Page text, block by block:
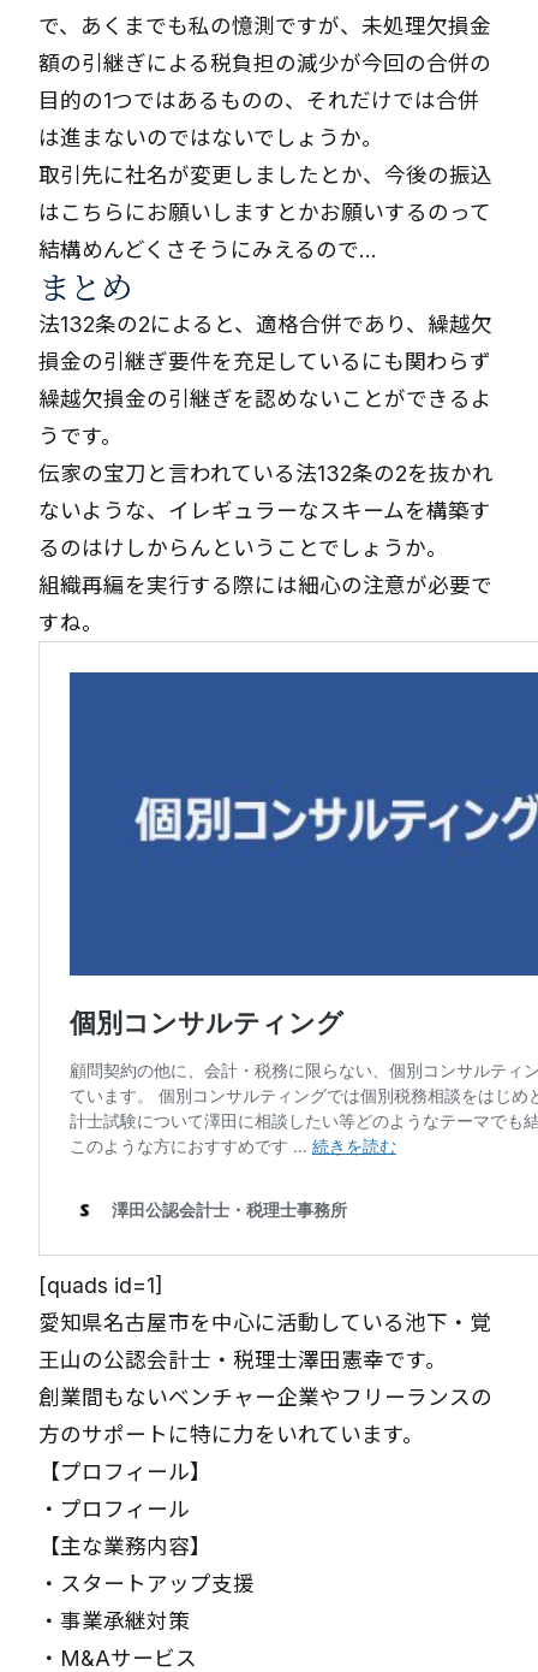
で、あくまでも私の憶測ですが、未処理欠損金
額の引継ぎによる税負担の減少が今回の合併の
目的の1つではあるものの、それだけでは合併
は進まないのではないでしょうか。
取引先に社名が変更しましたとか、今後の振込
はこちらにお願いしますとかお願いするのって
結構めんどくさそうにみえるので…
まとめ
法132条の2によると、適格合併であり、繰越欠
損金の引継ぎ要件を充足しているにも関わらず
繰越欠損金の引継ぎを認めないことができるよ
うです。
伝家の宝刀と言われている法132条の2を抜かれ
ないような、イレギュラーなスキームを構築す
るのはけしからんということでしょうか。
組織再編を実行する際には細心の注意が必要で
すね。
[quads id=1]
愛知県名古屋市を中心に活動している池下・覚
王山の公認会計士・税理士澤田憲幸です。
創業間もないベンチャー企業やフリーランスの
方のサポートに特に力をいれています。
【プロフィール】
・ プロフィール
【主な業務内容】
・ スタートアップ支援
・ 事業承継対策
・ M&Aサービス